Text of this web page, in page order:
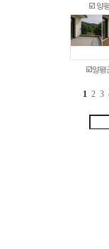
☑️ 양평
☑️양평
1 2 3